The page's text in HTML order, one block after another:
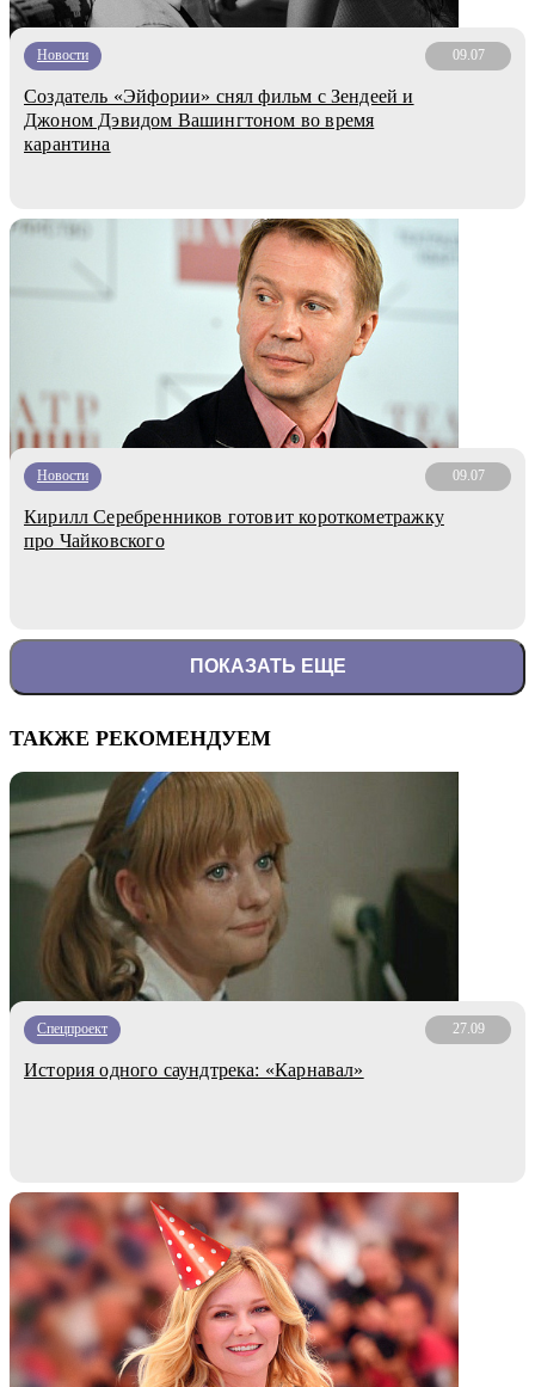
Новости 09.07
Создатель «Эйфории» снял фильм с Зендеей и
Джоном Дэвидом Вашингтоном во время
карантина
Новости 09.07
Кирилл Серебренников готовит короткометражку
про Чайковского
ПОКАЗАТЬ ЕЩЕ
ТАКЖЕ РЕКОМЕНДУЕМ
Спецпроект 27.09
История одного саундтрека: «Карнавал»